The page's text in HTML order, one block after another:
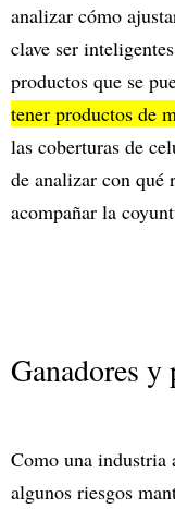
analizar cómo
clave ser
productos que se
tener productos de
las coberturas de
de analizar con qué
acompañar la
Ganadores y
Como una industria
algunos riesgos